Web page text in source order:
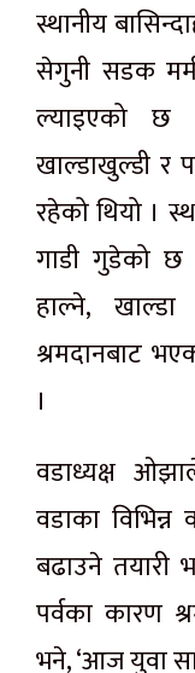
स्थानीय
सेगुनी सडक
ल्याइएको छ
खाल्डाखुल्डी र
रहेको थियो ।
गाडी गुडेको
हाल्ने,
श्रमदानबाट
।
वडाध्यक्ष
वडाका
बढाउने तयारी
पर्वका कारण
भने, ‘आज युवा